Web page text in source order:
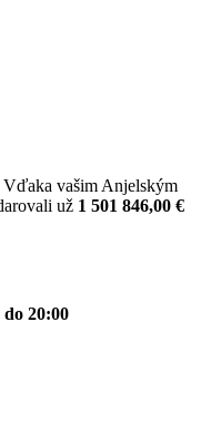
vašim Anjelským
už 1 501 846,00 €
do 20:00